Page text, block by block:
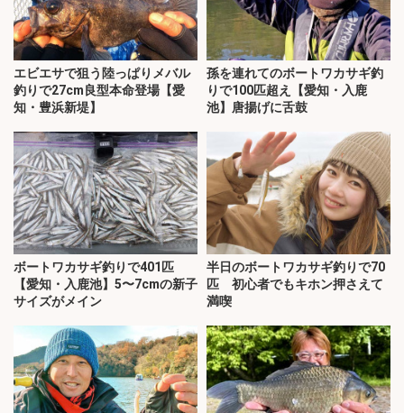
エビエサで狙う陸っぱりメバル
釣りで27cm良型本命登場【愛
知・豊浜新堤】
孫を連れてのボートワカサギ釣
りで100匹超え【愛知・入鹿
池】唐揚げに舌鼓
ボートワカサギ釣りで401匹
【愛知・入鹿池】5〜7cmの新子
サイズがメイン
半日のボートワカサギ釣りで70
匹 初心者でもキホン押さえて
満喫